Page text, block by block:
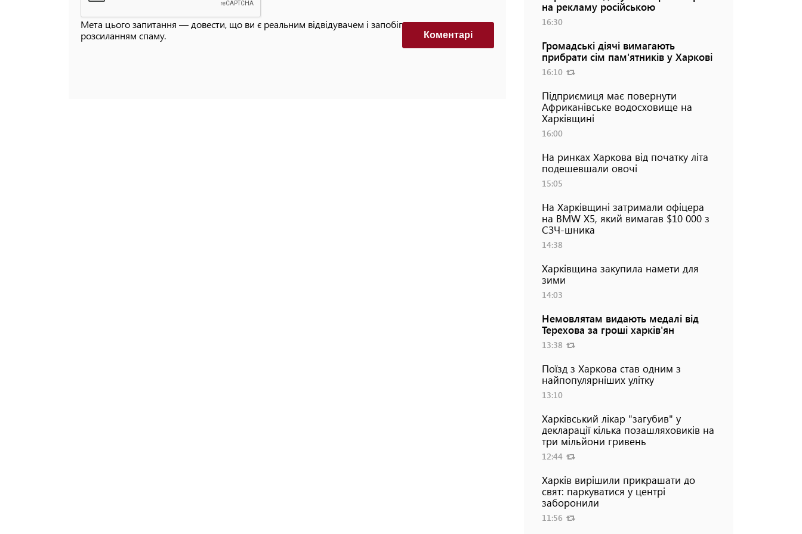
Мета цього запитання — довести, що ви є реальним відвідувачем і запобігти автоматизованим
розсиланням спаму.
Коментарi
на рекламу російською
16:30
Громадські діячі вимагають
прибрати сім пам'ятників у Харкові
16:10
Підприємиця має повернути
Африканівське водосховище на
Харківщині
16:00
На ринках Харкова від початку літа
подешевшали овочі
15:05
На Харківщині затримали офіцера
на BMW Х5, який вимагав $10 000 з
СЗЧ-шника
14:38
Харківщина закупила намети для
зими
14:03
Немовлятам видають медалі від
Терехова за гроші харків'ян
13:38
Поїзд з Харкова став одним з
найпопулярніших улітку
13:10
Харківський лікар "загубив" у
декларації кілька позашляховиків на
три мільйони гривень
12:44
Харків вирішили прикрашати до
свят: паркуватися у центрі
заборонили
11:56